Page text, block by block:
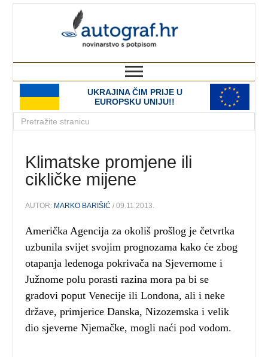
UKRAJINA ČIM PRIJE U
EUROPSKU UNIJU!!
Klimatske promjene ili
cikličke mijene
AUTOR: MARKO BARIŠIĆ / 09.11.2013.
Američka Agencija za okoliš prošlog je četvrtka
uzbunila svijet svojim prognozama kako će zbog
otapanja ledenoga pokrivača na Sjevernome i
Južnome polu porasti razina mora pa bi se
gradovi poput Venecije ili Londona, ali i neke
države, primjerice Danska, Nizozemska i velik
dio sjeverne Njemačke, mogli naći pod vodom.